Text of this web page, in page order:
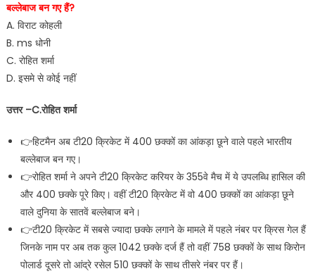
बल्लेबाज बन गए हैं?
A. विराट कोहली
B. ms धोनी
C. रोहित शर्मा
D. इसमे से कोई नहीं
उत्तर –C.रोहित शर्मा
👉हिटमैन अब टी20 क्रिकेट में 400 छक्कों का आंकड़ा छूने वाले पहले भारतीय
बल्लेबाज बन गए।
👉रोहित शर्मा ने अपने टी20 क्रिकेट करियर के 355वे मैच में ये उपलब्धि हासिल की
और 400 छक्के पूरे किए। वहीं टी20 क्रिकेट में वो 400 छक्कों का आंकड़ा छूने
वाले दुनिया के सातवें बल्लेबाज बने।
👉टी20 क्रिकेट में सबसे ज्यादा छक्के लगाने के मामले में पहले नंबर पर क्रिस गेल हैं
जिनके नाम पर अब तक कुल 1042 छक्के दर्ज हैं तो वहीं 758 छक्कों के साथ किरोन
पोलार्ड दूसरे तो आंद्रे रसेल 510 छक्कों के साथ तीसरे नंबर पर हैं।